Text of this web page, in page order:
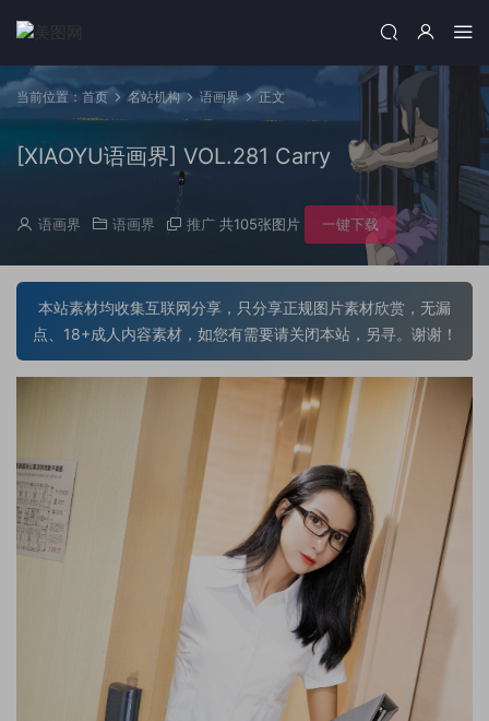
当前位置： 首页 名站机构 语画界 正文
[XIAOYU语画界] VOL.281 Carry
语画界 语画界 推广 共105张图片 一键下载
本站素材均收集互联网分享，只分享正规图片素材欣赏，无漏
点、18+成人内容素材，如您有需要请关闭本站，另寻。谢谢！